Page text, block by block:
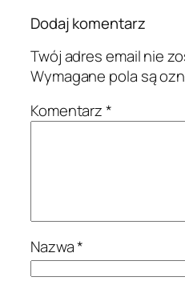
Dodaj komentarz
Twój adres email nie
Wymagane pola są
Komentarz*
Nazwa*